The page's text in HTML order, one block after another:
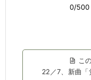
こ
22／7、新曲